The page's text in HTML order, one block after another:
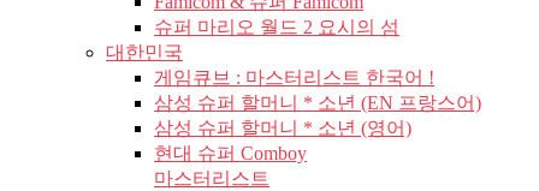
슈퍼 마리오 월드 2 요시의 섬
대한민국
게임큐브 : 마스터리스트 한국어 !
삼성 슈퍼 할머니 * 소년 (EN 프랑스어)
삼성 슈퍼 할머니 * 소년 (영어)
현대 슈퍼 Comboy
마스터리스트